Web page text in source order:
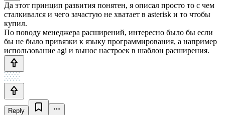
Да этот принцип развития понятен, я описал просто то с чем
сталкивался и чего зачастую не хватает в asterisk и то чтобы
купил.
По поводу менеджера расширений, интересно было бы если
бы не было привязки к языку программирования, а например
использование agi и вынос настроек в шаблон расширения.
Reply